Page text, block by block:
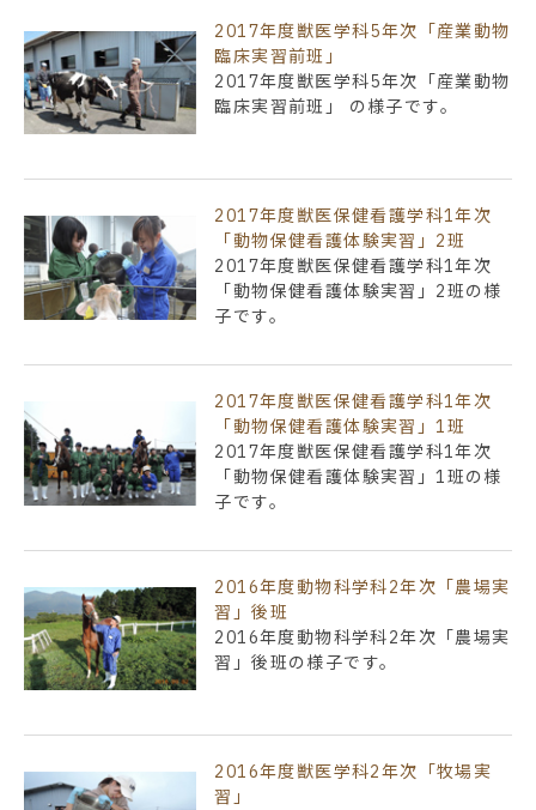
2017年度獣医学科5年次「産業動物
臨床実習前班」
2017年度獣医学科5年次「産業動物
臨床実習前班」 の様子です。
2017年度獣医保健看護学科1年次
「動物保健看護体験実習」2班
2017年度獣医保健看護学科1年次
「動物保健看護体験実習」2班の様
子です。
2017年度獣医保健看護学科1年次
「動物保健看護体験実習」1班
2017年度獣医保健看護学科1年次
「動物保健看護体験実習」1班の様
子です。
2016年度動物科学科2年次「農場実
習」後班
2016年度動物科学科2年次「農場実
習」後班の様子です。
2016年度獣医学科2年次「牧場実
習」